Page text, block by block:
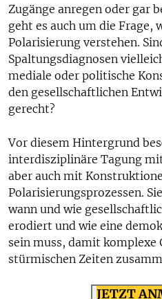
Zugänge anregen oder gar
geht es auch um die Frage,
Polarisierung verstehen.
Spaltungsdiagnosen
mediale oder politische
den gesellschaftlichen
gerecht?
Vor diesem Hintergrund
interdisziplinäre Tagung
aber auch mit
Polarisierungsprozessen.
wann und wie
erodiert und wie eine
sein muss, damit komplexe
stürmischen Zeiten
JETZT